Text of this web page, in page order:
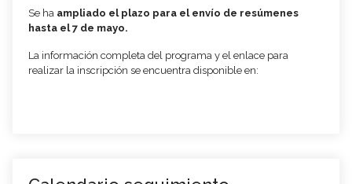
Se ha ampliado el plazo para el envío de resúmenes
hasta el 7 de mayo.
La información completa del programa y el enlace para
realizar la inscripción se encuentra disponible en: